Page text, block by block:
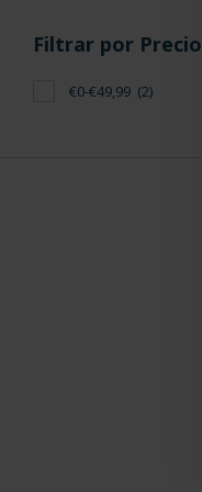
Filtrar por Precio
€0-€49,99 (2)